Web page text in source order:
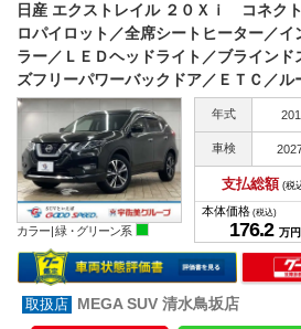
日産 エクストレイル ２０Ｘｉ コネク
ロパイロット／全席シートヒーター／イ
ラー／ＬＥＤヘッドライト／ブライン
ズフリーパワーバックドア／ＥＴＣ／ル
カラー |緑・グリーン系
年式
車検
支払総額 (税
本体価格 (税込)
176.2 万円
MEGA SUV 清水鳥坂店